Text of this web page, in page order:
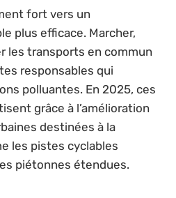
fort vers un
plus efficace. Marcher,
les transports en commun
responsables qui
polluantes. En 2025, ces
grâce à l’amélioration
destinées à la
les pistes cyclables
piétonnes étendues.